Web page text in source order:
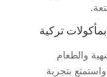
تركية
والطعام
بتجربة